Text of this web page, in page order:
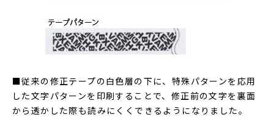
■従来の修正テープの白色層の下に、特殊パターンを応用
した文字パターンを印刷することで、修正前の文字を裏面
から透かした際も読みにくくできるようになりました。